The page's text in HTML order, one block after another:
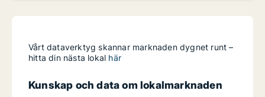
Vårt dataverktyg skannar marknaden dygnet runt –
hitta din nästa lokal här
Kunskap och data om lokalmarknaden